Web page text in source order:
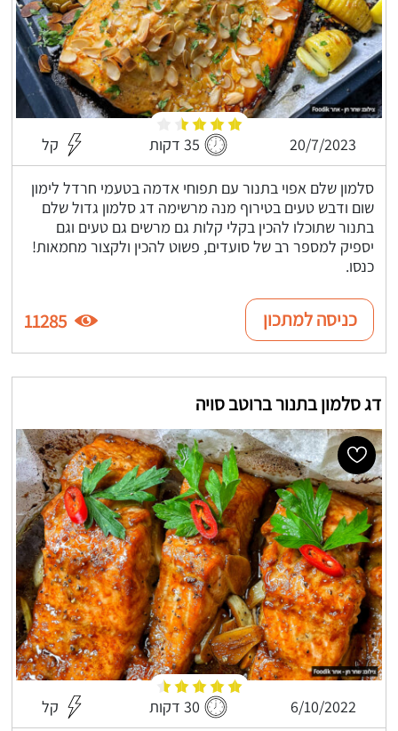
20/7/2023 35 דקות קל
סלמון שלם אפוי בתנור עם תפוחי אדמה בטעמי חרדל לימון
שום ודבש טעים בטירוף מנה מרשימה דג סלמון גדול שלם
בתנור שתוכלו להכין בקלי קלות גם מרשים גם טעים וגם
יספיק למספר רב של סועדים, פשוט להכין ולקצור מחמאות!
כנסו.
כניסה למתכון 11285
דג סלמון בתנור ברוטב סויה
6/10/2022 30 דקות קל